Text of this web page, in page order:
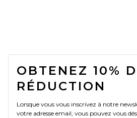
FOOTER
OBTENEZ 10%
RÉDUCTION
Lorsque vous vous inscrivez à notre
votre adresse email, vous pouvez vous